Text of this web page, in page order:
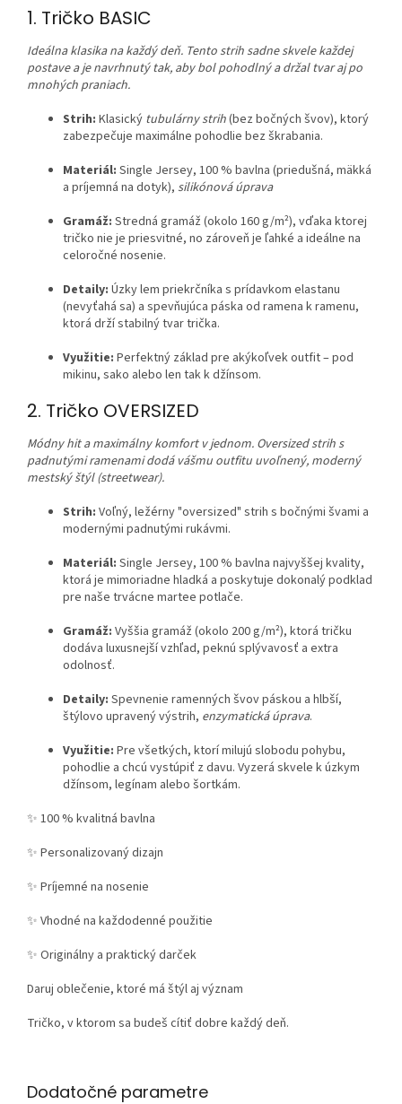
1. Tričko BASIC
Ideálna klasika na každý deň. Tento strih sadne skvele každej
postave a je navrhnutý tak, aby bol pohodlný a držal tvar aj po
mnohých praniach.
Strih: Klasický tubulárny strih(bez bočných švov), ktorý
zabezpečuje maximálne pohodlie bez škrabania.
Materiál: Single Jersey, 100 % bavlna (priedušná, mäkká
a príjemná na dotyk), silikónová úprava
Gramáž: Stredná gramáž (okolo 160 g/m²), vďaka ktorej
tričko nie je priesvitné, no zároveň je ľahké a ideálne na
celoročné nosenie.
Detaily: Úzky lem priekrčníka s prídavkom elastanu
(nevyťahá sa) a spevňujúca páska od ramena k ramenu,
ktorá drží stabilný tvar trička.
Využitie: Perfektný základ pre akýkoľvek outfit – pod
mikinu, sako alebo len tak k džínsom.
2. Tričko OVERSIZED
Módny hit a maximálny komfort v jednom. Oversized strih s
padnutými ramenami dodá vášmu outfitu uvoľnený, moderný
mestský štýl (streetwear).
Strih: Voľný, ležérny "oversized" strih s bočnými švami a
modernými padnutými rukávmi.
Materiál: Single Jersey, 100 % bavlna najvyššej kvality,
ktorá je mimoriadne hladká a poskytuje dokonalý podklad
pre naše trvácne martee potlače.
Gramáž: Vyššia gramáž (okolo 200 g/m²), ktorá tričku
dodáva luxusnejší vzhľad, peknú splývavosť a extra
odolnosť.
Detaily: Spevnenie ramenných švov páskou a hlbší,
štýlovo upravený výstrih, enzymatická úprava.
Využitie: Pre všetkých, ktorí milujú slobodu pohybu,
pohodlie a chcú vystúpiť z davu. Vyzerá skvele k úzkym
džínsom, legínam alebo šortkám.
✨ 100 % kvalitná bavlna
✨ Personalizovaný dizajn
✨ Príjemné na nosenie
✨ Vhodné na každodenné použitie
✨ Originálny a praktický darček
Daruj oblečenie, ktoré má štýl aj význam
Tričko, v ktorom sa budeš cítiť dobre každý deň.
Dodatočné parametre